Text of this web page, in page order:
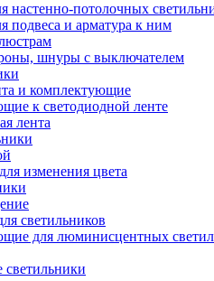
настенно-потолочных
подвеса и арматура к ним
шнуры с выключателем
и комплектующие
к светодиодной ленте
лента
изменения цвета
светильников
для люминисцентных